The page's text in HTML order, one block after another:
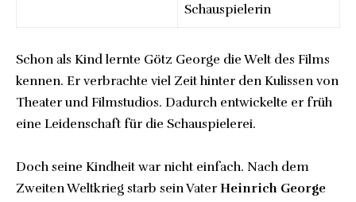
Schauspielerin
Schon als Kind lernte Götz George die Welt des Films
kennen. Er verbrachte viel Zeit hinter den Kulissen von
Theater und Filmstudios. Dadurch entwickelte er früh
eine Leidenschaft für die Schauspielerei.
Doch seine Kindheit war nicht einfach. Nach dem
Zweiten Weltkrieg starb sein Vater Heinrich George